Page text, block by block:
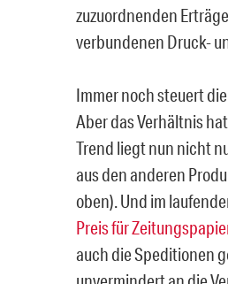
zuzuordnenden
verbundenen Druck-
Immer noch steuert
Aber das Verhältnis
Trend liegt nun nicht
aus den anderen
oben). Und im
Preis für
auch die Speditionen